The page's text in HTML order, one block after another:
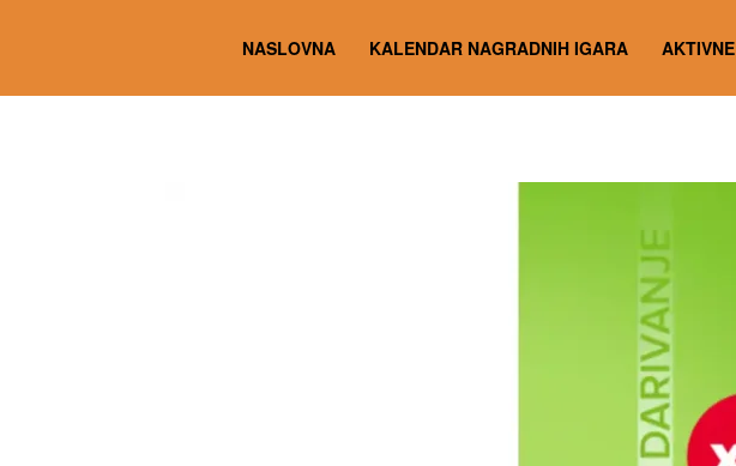
NASLOVNA KALENDAR NAGRADNIH IGARA AKTIVNE